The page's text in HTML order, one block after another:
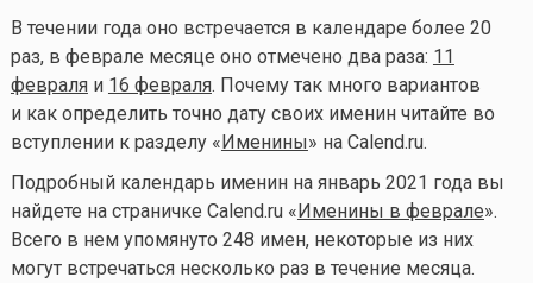
В течении года оно встречается в календаре более 20
раз, в феврале месяце оно отмечено два раза: 11
февраляи 16 февраля. Почему так много вариантов
и как определить точно дату своих именин читайте во
вступлении к разделу «Именины» на Calend.ru.
Подробный календарь именин на январь 2021 года вы
найдете на страничке Calend.ru «Именины в феврале».
Всего в нем упомянуто 248 имен, некоторые из них
могут встречаться несколько раз в течение месяца.